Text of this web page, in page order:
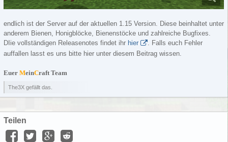
endlich ist der Server auf der aktuellen 1.15 Version. Diese beinhaltet unter
anderem Bienen, Honigblöcke, Bienenstöcke und zahlreiche Bugfixes.
DIie vollständigen Releasenotes findet ihr hier
. Falls euch Fehler
auffallen lasst es uns bitte hier unter diesem Beitrag wissen.
Euer MeinCraft Team
The3X gefällt das.
Teilen